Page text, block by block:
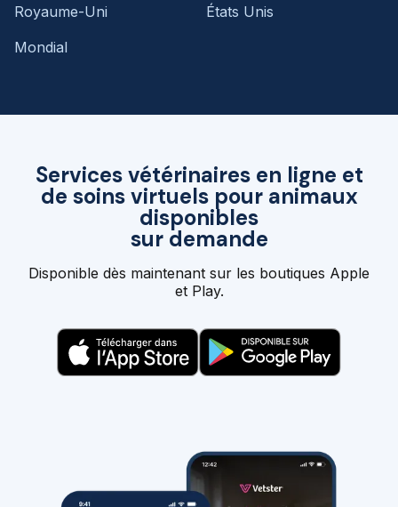
Services vétérinaires en ligne et
de soins virtuels pour animaux
disponibles
sur demande
Disponible dès maintenant sur les boutiques Apple
et Play.
Royaume-Uni
États Unis
Mondial